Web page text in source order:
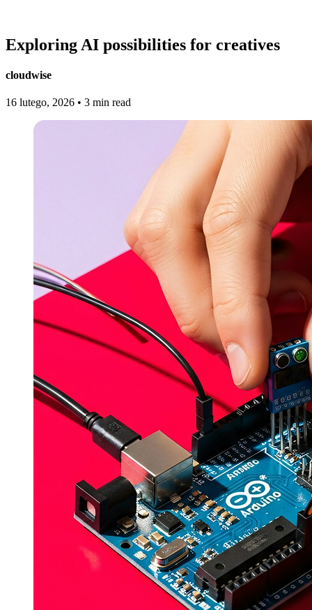
Exploring AI possibilities for creatives
cloudwise
16 lutego, 2026 • 3 min read